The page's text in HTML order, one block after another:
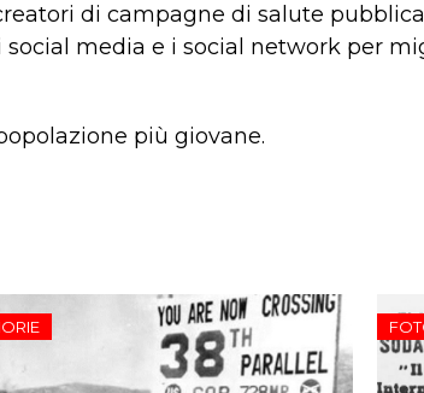
di campagne di salute
media e i social network per
più giovane.